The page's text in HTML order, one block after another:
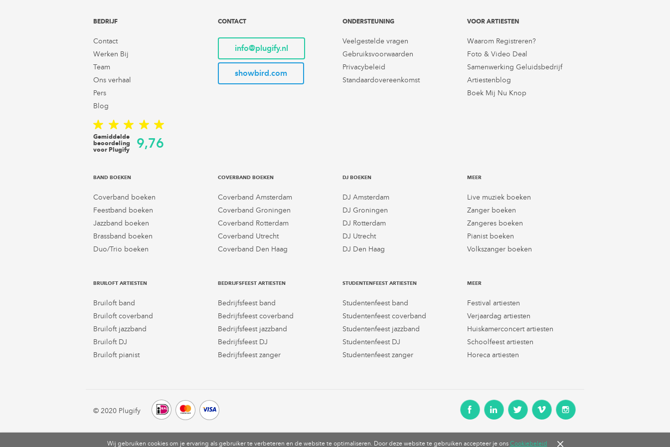
Wij gebruiken cookies om je ervaring als gebruiker te verbeteren en de website te optimaliseren. Door deze website te gebruiken accepteer je ons Cookiebeleid
BEDRIJF
Contact
Werken Bij
Team
Ons verhaal
Pers
Blog
Gemiddelde
beoordeling
voor Plugify
9,76
CONTACT
info@plugify.nl
showbird.com
ONDERSTEUNING
Veelgestelde vragen
Gebruiksvoorwaarden
Privacybeleid
Standaardovereenkomst
VOOR ARTIESTEN
Waarom Registreren?
Foto & Video Deal
Samenwerking Geluidsbedrijf
Artiestenblog
Boek Mij Nu Knop
BAND BOEKEN
Coverband boeken
Feestband boeken
Jazzband boeken
Brassband boeken
Duo/Trio boeken
COVERBAND BOEKEN
Coverband Amsterdam
Coverband Groningen
Coverband Rotterdam
Coverband Utrecht
Coverband Den Haag
DJ BOEKEN
DJ Amsterdam
DJ Groningen
DJ Rotterdam
DJ Utrecht
DJ Den Haag
MEER
Live muziek boeken
Zanger boeken
Zangeres boeken
Pianist boeken
Volkszanger boeken
BRUILOFT ARTIESTEN
Bruiloft band
Bruiloft coverband
Bruiloft jazzband
Bruiloft DJ
Bruiloft pianist
BEDRIJFSFEEST ARTIESTEN
Bedrijfsfeest band
Bedrijfsfeest coverband
Bedrijfsfeest jazzband
Bedrijfsfeest DJ
Bedrijfsfeest zanger
STUDENTENFEEST ARTIESTEN
Studentenfeest band
Studentenfeest coverband
Studentenfeest jazzband
Studentenfeest DJ
Studentenfeest zanger
MEER
Festival artiesten
Verjaardag artiesten
Huiskamerconcert artiesten
Schoolfeest artiesten
Horeca artiesten
© 2020 Plugify Facebook
LinkedInTwitterVimeoInstagram